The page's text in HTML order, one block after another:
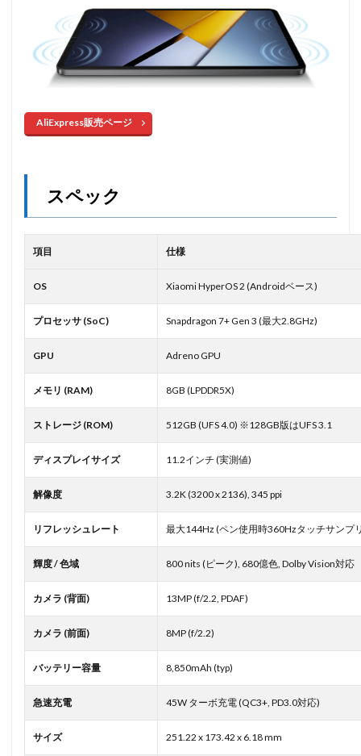
AliExpress販売ページ
スペック
項目 仕様
OS Xiaomi HyperOS 2 (Androidベース)
プロセッサ (SoC) Snapdragon 7+ Gen 3 (最大2.8GHz)
GPU Adreno GPU
メモリ (RAM) 8GB (LPDDR5X)
ストレージ (ROM) 512GB (UFS 4.0) ※128GB版はUFS 3.1
ディスプレイサイズ 11.2インチ (実測値)
解像度 3.2K (3200 x 2136), 345 ppi
リフレッシュレート 最大144Hz (ペン使用時360Hzタッチサンプ
輝度 / 色域 800 nits (ピーク), 680億色, Dolby Vision対応
カメラ (背面) 13MP (f/2.2, PDAF)
カメラ (前面) 8MP (f/2.2)
バッテリー容量 8,850mAh (typ)
急速充電 45W ターボ充電 (QC3+, PD3.0対応)
サイズ 251.22 x 173.42 x 6.18 mm